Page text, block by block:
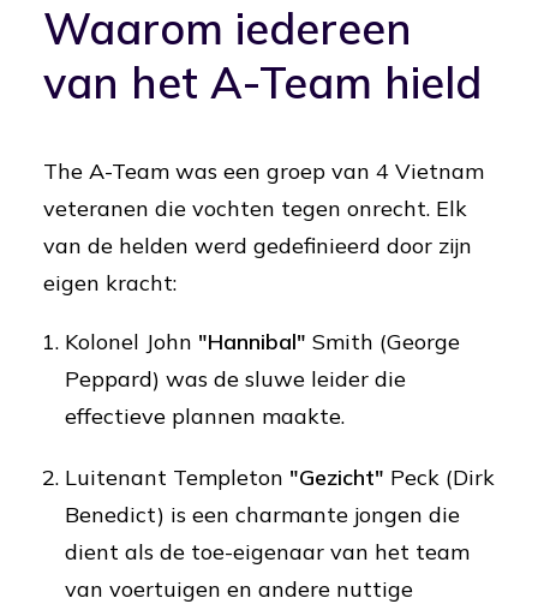
Waarom iedereen
van het A-Team hield
The A-Team was een groep van 4 Vietnam
veteranen die vochten tegen onrecht. Elk
van de helden werd gedefinieerd door zijn
eigen kracht:
Kolonel John "Hannibal" Smith (George
Peppard) was de sluwe leider die
effectieve plannen maakte.
Luitenant Templeton "Gezicht" Peck (Dirk
Benedict) is een charmante jongen die
dient als de toe-eigenaar van het team
van voertuigen en andere nuttige